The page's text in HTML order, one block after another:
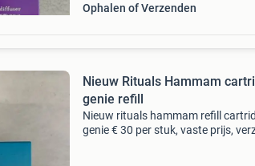
Ophalen of Verzenden
Nieuw Rituals Hammam
genie refill
Nieuw rituals hammam refill
genie € 30 per stuk, vaste prijs,